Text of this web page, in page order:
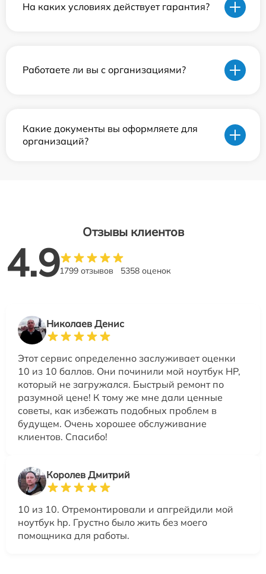
На каких условиях действует гарантия?
Работаете ли вы с организациями?
Какие документы вы оформляете для
организаций?
Отзывы клиентов
4.91799 отзывов 5358 оценок
Николаев Денис
Этот сервис определенно заслуживает оценки
10 из 10 баллов. Они починили мой ноутбук HP,
который не загружался. Быстрый ремонт по
разумной цене! К тому же мне дали ценные
советы, как избежать подобных проблем в
будущем. Очень хорошее обслуживание
клиентов. Спасибо!
Королев Дмитрий
10 из 10. Отремонтировали и апгрейдили мой
ноутбук hp. Грустно было жить без моего
помощника для работы.